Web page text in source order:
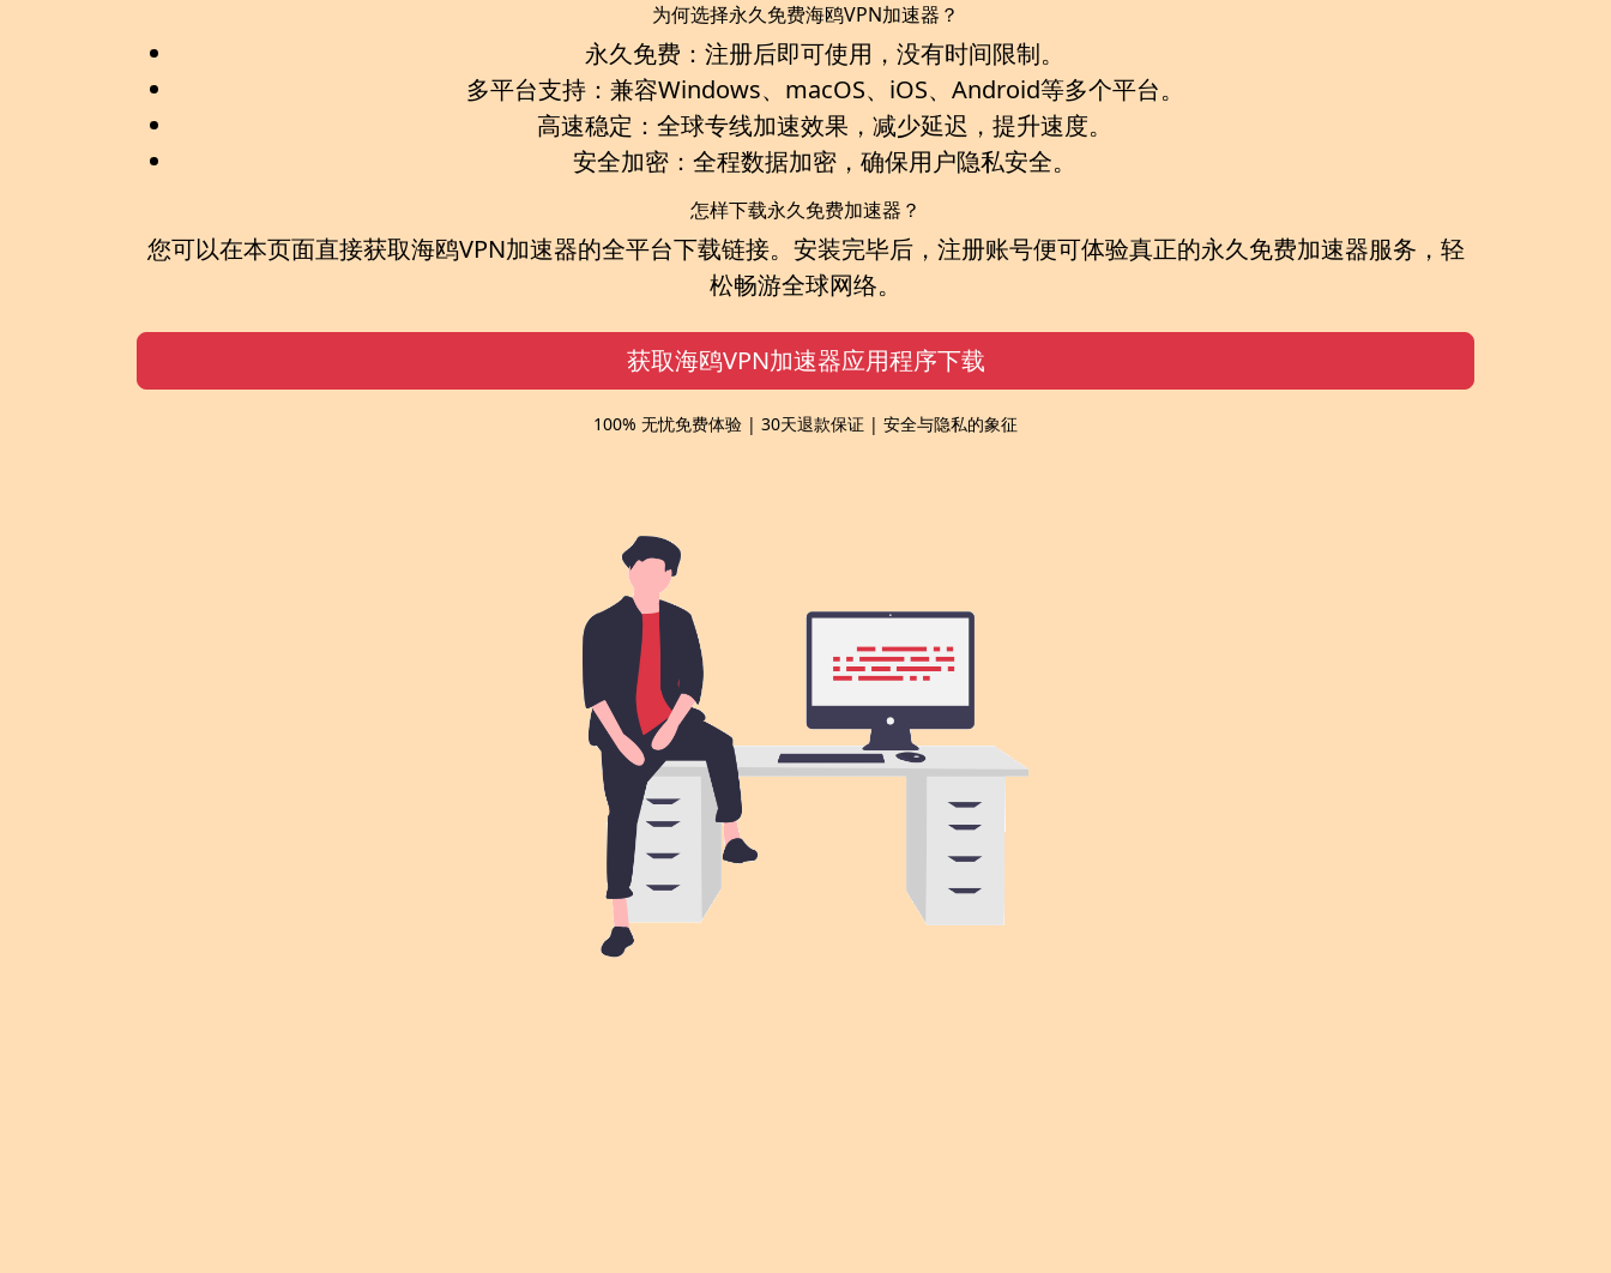
为何选择永久免费海鸥VPN加速器？
永久免费： 注册后即可使用，没有时间限制。
多平台支持： 兼容Windows、macOS、iOS、Android等多个平台。
高速稳定： 全球专线加速效果，减少延迟，提升速度。
安全加密： 全程数据加密，确保用户隐私安全。
怎样下载永久免费加速器？
您可以在本页面直接获取海鸥VPN加速器的全平台下载链接。安装完毕后，注册账号便可体验真正的永久免费加速器服务，轻
松畅游全球网络。
获取海鸥VPN加速器应用程序下载
100% 无忧免费体验 | 30天退款保证 | 安全与隐私的象征